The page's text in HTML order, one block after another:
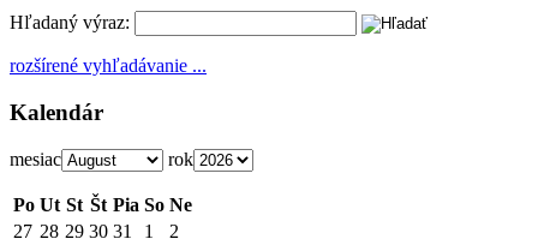
Hľadaný výraz:
rozšírené vyhľadávanie ...
Kalendár
mesiac rok
Po Ut St Št Pia So Ne
27 28 29 30 31 1
2